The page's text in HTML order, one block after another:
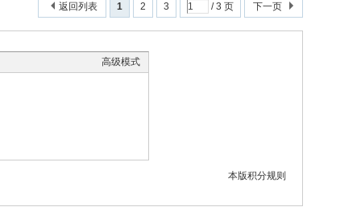
1 2 3 / 3 页 下一页
返回列表
高级模式
本版积分规则